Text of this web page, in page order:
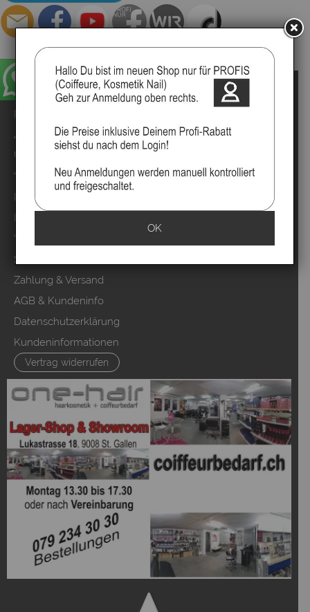
Impressum
Kontakt
Anmelden
Über uns
Video`s
Marken
Mood Partner Programm
Video Salons Kunden
Sitemap
Zahlung & Versand
AGB & Kundeninfo
Datenschutzerklärung
Kundeninformationen
Vertrag widerrufen
OK